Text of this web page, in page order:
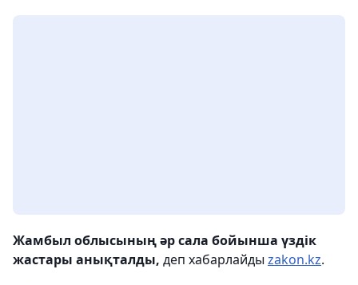
Жамбыл облысының әр сала бойынша үздік
жастары анықталды, деп хабарлайды zakon.kz.